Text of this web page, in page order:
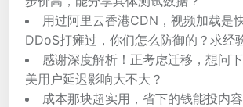
用过阿里云香港CDN，视频加载是
DDoS打瘫过，你们怎么防御的？求经
感谢深度解析！正考虑迁移，想问
美用户延迟影响大不大？
成本那块超实用，省下的钱能投内